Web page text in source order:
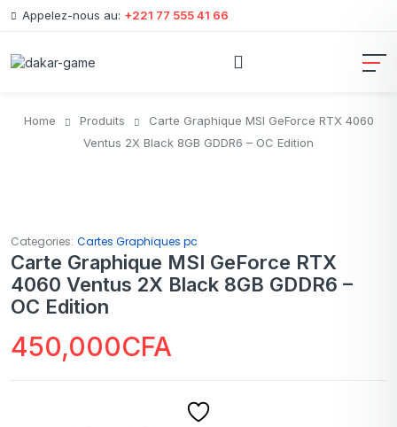
Appelez-nous au: +221 77 555 41 66
Home Produits
Carte Graphique MSI GeForce RTX 4060
Ventus 2X Black 8GB GDDR6 – OC Edition
Categories: Cartes Graphiques pc
Carte Graphique MSI GeForce RTX
4060 Ventus 2X Black 8GB GDDR6 –
OC Edition
450,000CFA